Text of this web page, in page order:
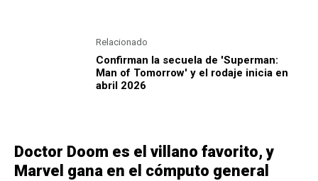
Relacionado
Confirman la secuela de 'Superman:
Man of Tomorrow' y el rodaje inicia en
abril 2026
Doctor Doom es el villano favorito, y
Marvel gana en el cómputo general